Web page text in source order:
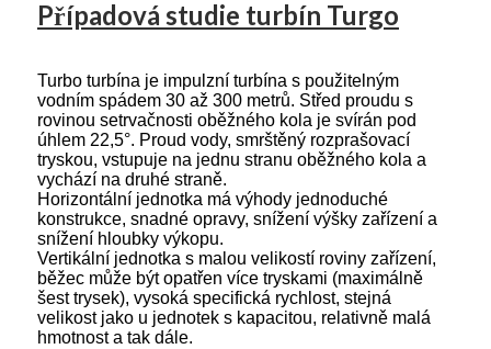
Případová studie turbín Turgo
Turbo turbína je impulzní turbína s použitelným
vodním spádem 30 až 300 metrů. Střed proudu s
rovinou setrvačnosti oběžného kola je svírán pod
úhlem 22,5°. Proud vody, smrštěný rozprašovací
tryskou, vstupuje na jednu stranu oběžného kola a
vychází na druhé straně.
Horizontální jednotka má výhody jednoduché
konstrukce, snadné opravy, snížení výšky zařízení a
snížení hloubky výkopu.
Vertikální jednotka s malou velikostí roviny zařízení,
běžec může být opatřen více tryskami (maximálně
šest trysek), vysoká specifická rychlost, stejná
velikost jako u jednotek s kapacitou, relativně malá
hmotnost a tak dále.